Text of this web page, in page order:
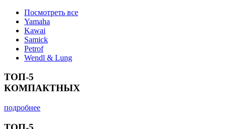
Посмотреть все
Yamaha
Kawai
Samick
Petrof
Wendl & Lung
ТОП-5
КОМПАКТНЫХ
подробнее